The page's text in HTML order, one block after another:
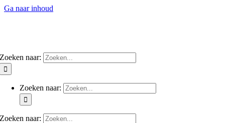
Ga naar inhoud
Zoeken naar:
Zoeken naar:
Zoeken naar: